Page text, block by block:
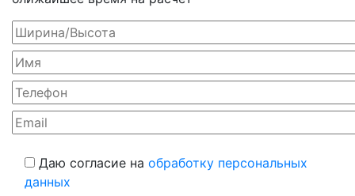
Даю согласие на обработку персональных
данных